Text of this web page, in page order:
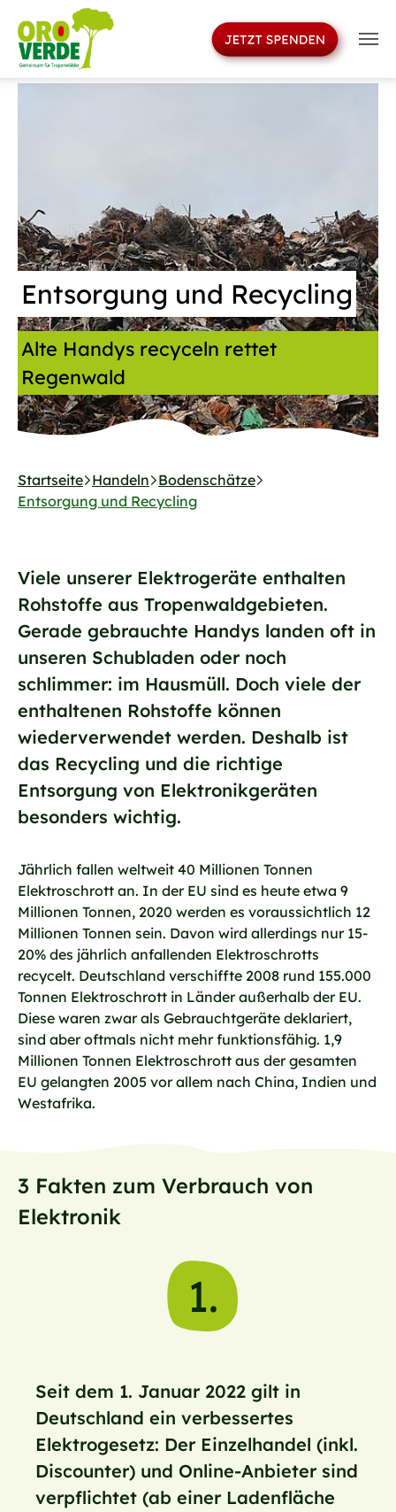
Entsorgung und Recycling
Alte Handys recyceln rettet
Regenwald
Startseite Handeln Bodenschätze
Entsorgung und Recycling
Viele unserer Elektrogeräte enthalten
Rohstoffe aus Tropenwaldgebieten.
Gerade gebrauchte Handys landen oft in
unseren Schubladen oder noch
schlimmer: im Hausmüll. Doch viele der
enthaltenen Rohstoffe können
wiederverwendet werden. Deshalb ist
das Recycling und die richtige
Entsorgung von Elektronikgeräten
besonders wichtig.
Jährlich fallen weltweit 40 Millionen Tonnen
Elektroschrott an. In der EU sind es heute etwa 9
Millionen Tonnen, 2020 werden es voraussichtlich 12
Millionen Tonnen sein. Davon wird allerdings nur 15-
20% des jährlich anfallenden Elektroschrotts
recycelt. Deutschland verschiffte 2008 rund 155.000
Tonnen Elektroschrott in Länder außerhalb der EU.
Diese waren zwar als Gebrauchtgeräte deklariert,
sind aber oftmals nicht mehr funktionsfähig. 1,9
Millionen Tonnen Elektroschrott aus der gesamten
EU gelangten 2005 vor allem nach China, Indien und
Westafrika.
3 Fakten zum Verbrauch von
Elektronik
1.
Seit dem 1. Januar 2022 gilt in
Deutschland ein verbessertes
Elektrogesetz: Der Einzelhandel (inkl.
Discounter) und Online-Anbieter sind
verpflichtet (ab einer Ladenfläche